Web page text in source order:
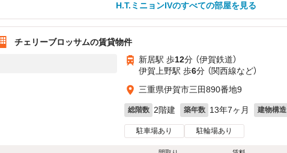
H.T.ミニョンIVのすべての部屋を見る
チェリーブロッサムの賃貸物件
新居駅 歩12分 （伊賀鉄道）
伊賀上野駅 歩6分 （関西線など）
三重県伊賀市三田890番地9
総階数 2階建 築年数 13年7ヶ月 建物構造
駐車場あり 駐輪場あり